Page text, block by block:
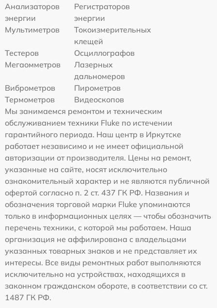
Анализаторов
энергии
Регистраторов
энергии
Мультиметров
Токоизмерительных
клещей
Тестеров
Осциллографов
Мегаомметров
Лазерных
дальномеров
Виброметров
Пирометров
Термометров
Видеоскопов
Мы занимаемся ремонтом и техническим
обслуживанием техники Fluke по истечении
гарантийного периода. Наш центр в Иркутске
работает независимо и не имеет официальной
авторизации от производителя. Цены на ремонт,
указанные на сайте, носят исключительно
ознакомительный характер и не являются публичной
офертой согласно п. 2 ст. 437 ГК РФ. Названия и
обозначения торговой марки Fluke упоминаются
только в информационных целях — чтобы обозначить
перечень техники, с которой мы работаем. Наша
организация не аффилирована с владельцами
указанных товарных знаков и не представляет их
интересы. Все виды ремонтных работ выполняются
исключительно на устройствах, находящихся в
законном гражданском обороте, в соответствии со ст.
1487 ГК РФ.